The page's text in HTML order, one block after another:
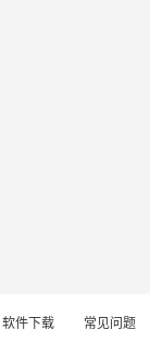
软件下载 常见问题